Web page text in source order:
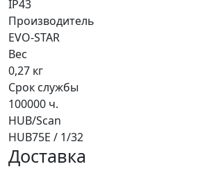
IP43
Производитель
EVO-STAR
Вес
0,27 кг
Срок службы
100000 ч.
HUB/Scan
HUB75E / 1/32
Доставка